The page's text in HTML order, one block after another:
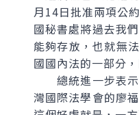
月14日批准兩項公
國秘書處將過去我
能夠存放，也就無
國國內法的一部分
總統進一步表示
灣國際法學會的廖